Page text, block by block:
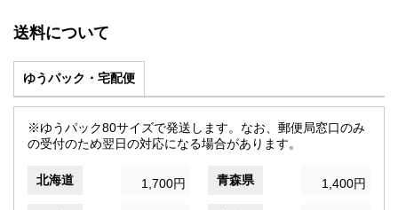
送料について
ゆうパック・宅配便
※ゆうパック80サイズで発送します。なお、郵便局窓口のみ
の受付のため翌日の対応になる場合があります。
北海道 1,700円 青森県 1,400円